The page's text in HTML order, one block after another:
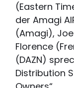
(Eastern
der Amagi
(Amagi),
Florence
(DAZN)
Distribution